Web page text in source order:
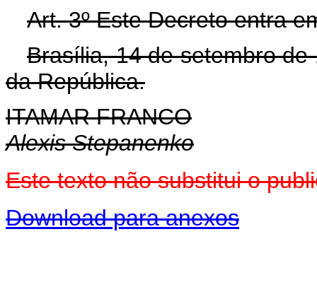
Art. 3º Este Decreto entra
Brasília, 14 de setembro de
da República.
ITAMAR FRANCO
Alexis Stepanenko
Este texto não substitui o
Download para anexos